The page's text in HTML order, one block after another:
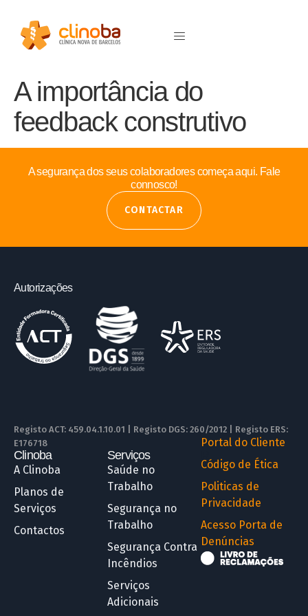
A importância do
feedback construtivo
A segurança dos seus colaboradores começa aqui. Fale
connosco!
CONTACTAR
Autorizações
Registo ACT: 459.04.1.10.01 | Registo DGS: 260/2012 | Registo ERS:
E176718
Clinoba
A Clinoba
Planos de
Serviços
Contactos
Serviços
Saúde no
Trabalho
Segurança no
Trabalho
Segurança Contra
Incêndios
Serviços
Adicionais
Portal do Cliente
Código de Ética
Politicas de
Privacidade
Acesso Porta de
Denúncias